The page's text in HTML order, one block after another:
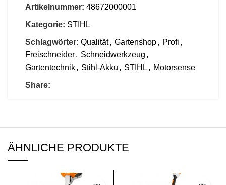
Artikelnummer: 48672000001
Kategorie: STIHL
Schlagwörter: Qualität, Gartenshop, Profi ,
Freischneider, Schneidwerkzeug ,
Gartentechnik, Stihl-Akku , STIHL , Motorsense
Share:
ÄHNLICHE PRODUKTE